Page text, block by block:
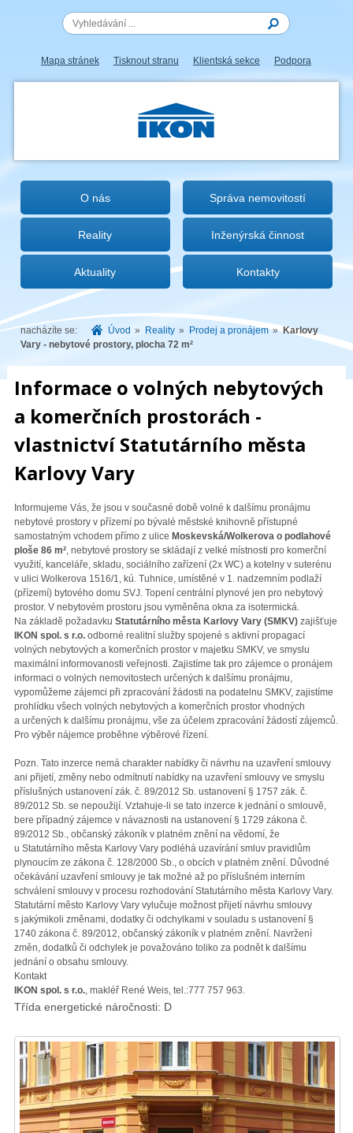
Mapa stránek Tisknout stranu Klientská sekce Podpora
IKON.CZ
O nás Správa nemovitostí
Reality Inženýrská činnost
Aktuality Kontakty
nacházíte se: Úvod » Reality » Prodej a pronájem » Karlovy
Vary - nebytové prostory, plocha 72 m²
Informace o volných nebytových
a komerčních prostorách -
vlastnictvíStatutárního města
Karlovy Vary
Informujeme Vás, že jsou v současné době volné k dalšímu pronájmu
nebytové prostory v přízemí po bývalé městské knihovně přístupné
samostatným vchodem přímo z ulice Moskevská/Wolkerova o podlahové
ploše 86 m², nebytové prostory se skládají z velké místnosti pro komerční
využití, kanceláře, skladu, sociálního zařízení (2x WC) a kotelny v suterénu
v ulici Wolkerova 1516/1, kú. Tuhnice, umístěné v 1. nadzemním podlaží
(přízemí) bytového domu SVJ. Topení centrální plynové jen pro nebytový
prostor. V nebytovém prostoru jsou vyměněna okna za isotermická.
Na základě požadavku Statutárního města Karlovy Vary (SMKV)zajišťuje
IKON spol. s r.o.odborné realitní služby spojené s aktivní propagací
volných nebytových a komerčních prostor v majetku SMKV, ve smyslu
maximální informovanosti veřejnosti. Zajistíme tak pro zájemce o pronájem
informaci o volných nemovitostech určených k dalšímu pronájmu,
vypomůžeme zájemci při zpracování žádosti na podatelnu SMKV, zajistíme
prohlídku všech volných nebytových a komerčních prostor vhodných
a určených k dalšímu pronájmu, vše za účelem zpracování žádostí zájemců.
Pro výběr nájemce proběhne výběrové řízení.
Pozn. Tato inzerce nemá charakter nabídky či návrhu na uzavření smlouvy
ani přijetí, změny nebo odmítnutí nabídky na uzavření smlouvy ve smyslu
příslušných ustanovení zák. č. 89/2012 Sb. ustanovení § 1757 zák. č.
89/2012 Sb. se nepoužijí. Vztahuje-li se tato inzerce k jednání o smlouvě,
bere případný zájemce v návaznosti na ustanovení § 1729 zákona č.
89/2012 Sb., občanský zákoník v platném znění na vědomí, že
u Statutárního města Karlovy Vary podléhá uzavírání smluv pravidlům
plynoucím ze zákona č. 128/2000 Sb., o obcích v platném znění. Důvodné
očekávání uzavření smlouvy je tak možné až po příslušném interním
schválení smlouvy v procesu rozhodování Statutárního města Karlovy Vary.
Statutární město Karlovy Vary vylučuje možnost přijetí návrhu smlouvy
s jakýmikoli změnami, dodatky či odchylkami v souladu s ustanovení §
1740 zákona č. 89/2012, občanský zákoník v platném znění. Navržení
změn, dodatků či odchylek je považováno toliko za podnět k dalšímu
jednání o obsahu smlouvy.
Kontakt
IKON spol. s r.o., makléř René Weis, tel.​:777 757 963.​
Třída energetické náročnosti: D